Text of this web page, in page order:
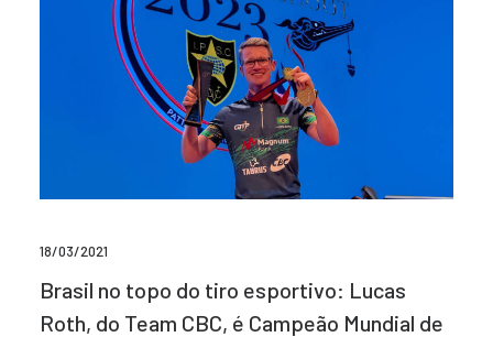
18/03/2021
Brasil no topo do tiro esportivo: Lucas
Roth, do Team CBC, é Campeão Mundial de